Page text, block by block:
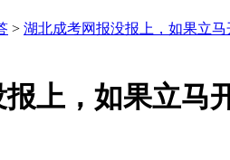
> 湖北成考网报没报上，如果立
上，如果立马